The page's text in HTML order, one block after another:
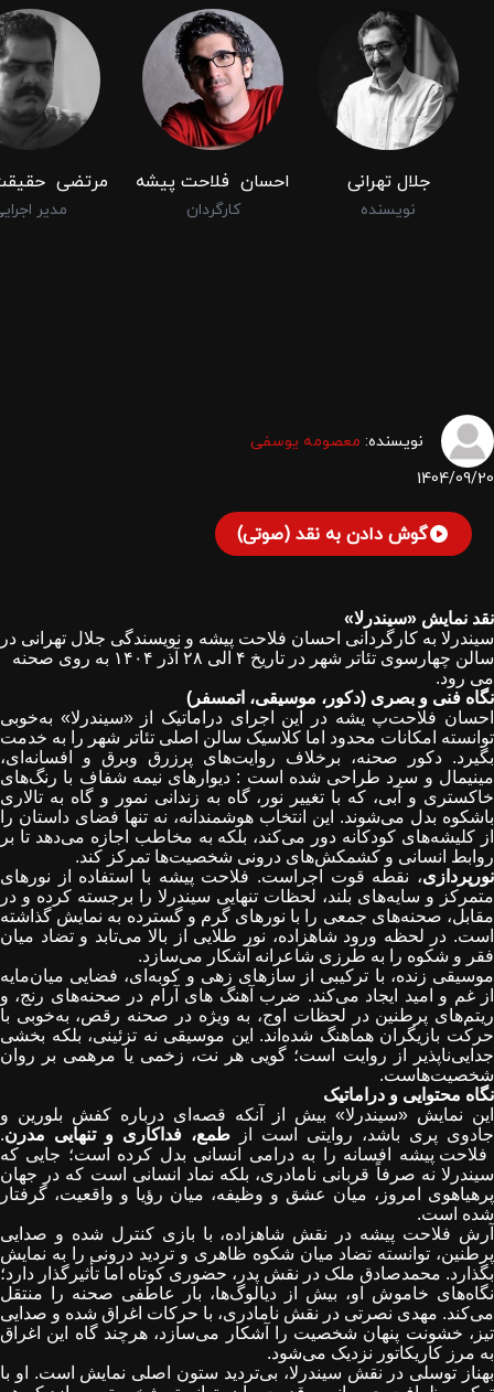
جلال تهرانی
نویسنده
احسان ‌ فلاحت ‌پیشه
کارگردان
مرتضی
مدیر
نویسنده: معصومه یوسفی
1404/09/20
گوش دادن به نقد (صوتی)
نقد نمایش «سیندرلا»
سیندرلا به کارگردانی احسان فلاحت‌ پیشه و نویسندگی جلال تهرانی در
سالن چهارسوی تئاتر شهر در تاریخ ۴ الی ۲۸ آذر
۱۴۰۴ به روی صحنه
می رود.
نگاه فنی و بصری (دکور، موسیقی، اتمسفر)
احسان فلاحت‌پ یشه در این اجرای دراماتیک از «سیندرلا» به‌خوبی
توانسته امکانات محدود اما کلاسیک سالن اصلی تئاتر شهر را به خدمت
بگیرد. دکور صحنه، برخلاف روایت‌های پرزرق‌ وبرق و افسانه‌ای،
مینیمال و سرد طراحی شده است : دیوارهای نیمه ‌شفاف با رنگ‌های
خاکستری و آبی، که با تغییر نور، گاه به زندانی نمور و گاه به تالاری
باشکوه بدل می‌شوند. این انتخاب هوشمندانه، نه تنها فضای داستان را
از کلیشه‌های کودکانه دور می‌کند، بلکه به مخاطب اجازه می‌دهد تا بر
روابط انسانی و کشمکش‌های درونی شخصیت‌ها تمرکز کند.
نورپردازی، نقطه قوت اجراست. فلاحت‌ پیشه با استفاده از نورهای
متمرکز و سایه‌های بلند، لحظات تنهایی سیندرلا را برجسته کرده و در
مقابل، صحنه‌های جمعی را با نورهای گرم و گسترده به نمایش گذاشته
است. در لحظه ورود شاهزاده، نور طلایی از بالا می‌تابد و تضاد میان
فقر و شکوه را به ‌طرزی شاعرانه آشکار می‌سازد.
موسیقی زنده، با ترکیبی از سازهای زهی و کوبه‌ای، فضایی میان‌مایه
از غم و امید ایجاد می‌کند. ضرب ‌آهنگ ‌های آرام در صحنه‌های رنج، و
ریتم‌های پرطنین در لحظات اوج، به‌ ویژه در صحنه رقص، به‌خوبی با
حرکت بازیگران هماهنگ شده‌اند. این موسیقی نه تزئینی، بلکه بخشی
جدایی‌ناپذیر از روایت است؛ گویی هر نت، زخمی یا مرهمی بر روان
شخصیت‌هاست.
نگاه محتوایی و دراماتیک
این نمایش «سیندرلا» بیش از آنکه قصه‌ای درباره کفش بلورین و
جادوی پری باشد، روایتی است از طمع، فداکاری و تنهایی مدرن.
فلاحت‌ پیشه افسانه را به درامی انسانی بدل کرده است؛ جایی که
سیندرلا نه صرفاً قربانی نامادری، بلکه نماد انسانی است که در جهان
پرهیاهوی امروز، میان عشق و وظیفه، میان رؤیا و واقعیت، گرفتار
شده است.
آرش فلاحت ‌پیشه در نقش شاهزاده، با بازی کنترل‌ شده و صدایی
پرطنین، توانسته تضاد میان شکوه ظاهری و تردید درونی را به نمایش
بگذارد. محمدصادق ملک در نقش پدر، حضوری کوتاه اما تأثیرگذار دارد؛
نگاه‌های خاموش او، بیش از دیالوگ‌ها، بار عاطفی صحنه را منتقل
می‌کند. مهدی نصرتی در نقش نامادری، با حرکات اغراق ‌شده و صدایی
تیز، خشونت پنهان شخصیت را آشکار می‌سازد، هرچند گاه این اغراق
به مرز کاریکاتور نزدیک می‌شود.
بهناز توسلی در نقش سیندرلا، بی‌تردید ستون اصلی نمایش است. او با